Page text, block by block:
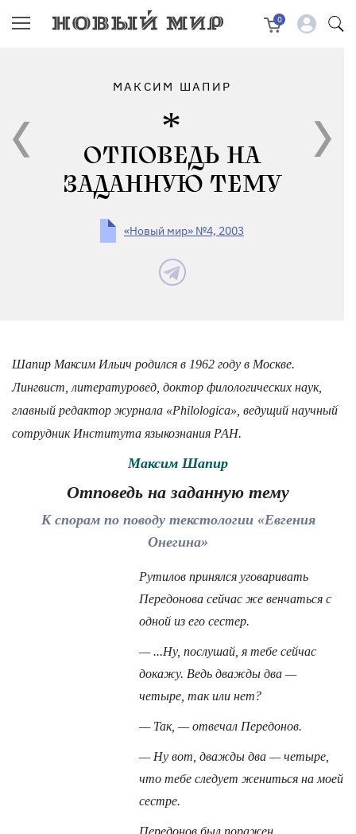
0
МАКСИМ ШАПИР
ОТПОВЕДЬ НА
ЗАДАННУЮ ТЕМУ
«Новый мир» №4, 2003
Шапир Максим Ильич родился в 1962 году в Москве.
Лингвист, литературовед, доктор филологических наук,
главный редактор журнала «Philologica», ведущий научный
сотрудник Института языкознания РАН.
Максим Шапир
Отповедь на заданную тему
К спорам по поводу текстологии «Евгения
Онегина»
Рутилов принялся уговаривать
Передонова сейчас же венчаться с
одной из его сестер.
— ...Ну, послушай, я тебе сейчас
докажу. Ведь дважды два —
четыре, так или нет?
— Так, — отвечал Передонов.
— Ну вот, дважды два — четыре,
что тебе следует жениться на моей
сестре.
Передонов был поражен.